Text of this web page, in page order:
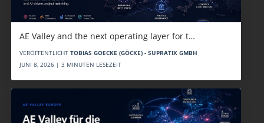
AE Valley and the next operating layer for t…
VERÖFFENTLICHT TOBIAS GOECKE (GÖCKE) - SUPRATIX GMBH
JUNI 8, 2026 | 3 MINUTEN LESEZEIT